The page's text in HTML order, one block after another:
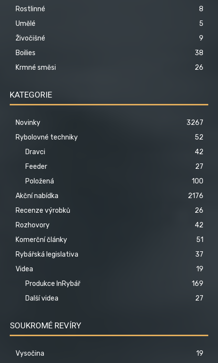
Rostlinné
8
Umělé
5
Živočišné
9
Boilies
38
Krmné směsi
26
KATEGORIE
Novinky
3267
Rybolovné techniky
52
Dravci
42
Feeder
27
Položená
100
Akční nabídka
2176
Recenze výrobků
26
Rozhovory
42
Komerční články
51
Rybářská legislativa
37
Videa
19
Produkce InRybář
169
Další videa
27
SOUKROMÉ REVÍRY
Vysočina
19